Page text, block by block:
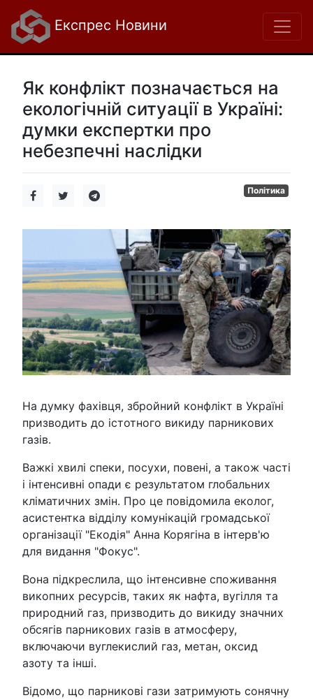
Експрес Новини
Як конфлікт позначається на
екологічній ситуації в Україні:
думки експертки про
небезпечні наслідки
Політика
На думку фахівця, збройний конфлікт в Україні
призводить до істотного викиду парникових
газів.
Важкі хвилі спеки, посухи, повені, а також часті
і інтенсивні опади є результатом глобальних
кліматичних змін. Про це повідомила еколог,
асистентка відділу комунікацій громадської
організації "Екодія" Анна Корягіна в інтерв'ю
для видання "Фокус".
Вона підкреслила, що інтенсивне споживання
викопних ресурсів, таких як нафта, вугілля та
природний газ, призводить до викиду значних
обсягів парникових газів в атмосферу,
включаючи вуглекислий газ, метан, оксид
азоту та інші.
Відомо, що парникові гази затримують сонячну